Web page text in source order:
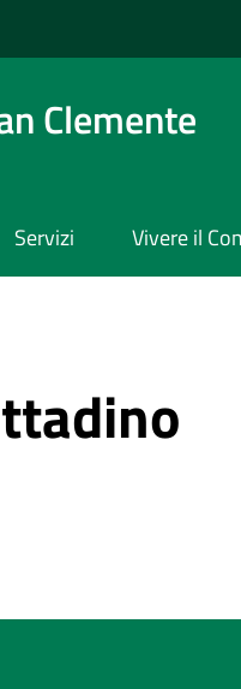
Clemente
Servizi Vivere il